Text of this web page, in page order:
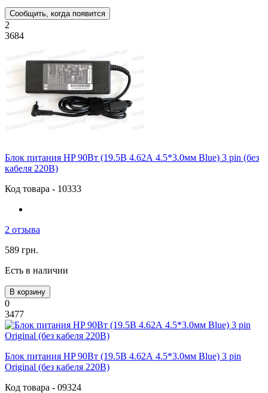
Сообщить, когда появится
2
3684
Блок питания HP 90Вт (19.5В 4.62А 4.5*3.0мм Blue) 3 pin (без
кабеля 220В)
Код товара - 10333
2 отзыва
589 грн.
Есть в наличии
В корзину
0
3477
Блок питания HP 90Вт (19.5В 4.62А 4.5*3.0мм Blue) 3 pin
Original (без кабеля 220В)
Код товара - 09324